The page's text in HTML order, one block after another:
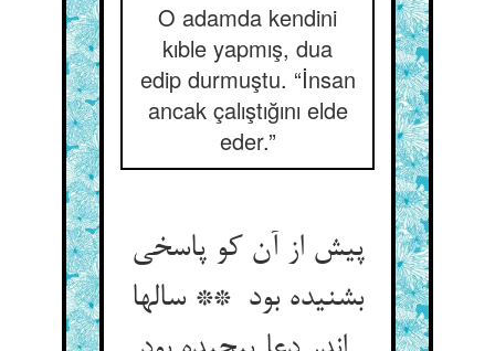
O adamda kendini
kıble yapmış, dua
edip durmuştu. “İnsan
ancak çalıştığını elde
eder.”
پیش از آن کو پاسخی
بشنیده بود ** سالها